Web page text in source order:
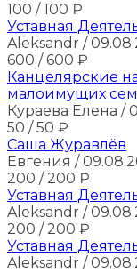
100 / 100 ₽
Уставная
Aleksandr /
600 / 600 ₽
Канцелярские
малоимущих
Кураева Елена /
50 / 50 ₽
Саша Журавлёв
Евгения /
200 / 200 ₽
Уставная
Aleksandr /
200 / 200 ₽
Уставная
Aleksandr /